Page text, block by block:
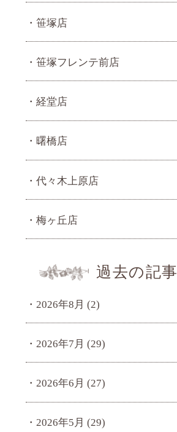
笹塚店
笹塚フレンテ前店
経堂店
曙橋店
代々木上原店
梅ヶ丘店
過去の記事
2026年8月 (2)
2026年7月 (29)
2026年6月 (27)
2026年5月 (29)